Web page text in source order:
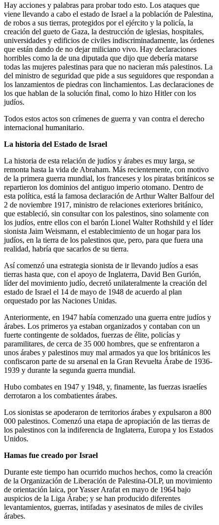
Hay acciones y palabras para probar todo esto. Los ataques que
viene llevando a cabo el estado de Israel a la población de Palestina,
de robos a sus tierras, protegidos por el ejército y la policía, la
creación del gueto de Gaza, la destrucción de iglesias, hospitales,
universidades y edificios de civiles indiscriminadamente, las órdenes
que están dando de no dejar miliciano vivo. Hay declaraciones
horribles como la de una diputada que dijo que debería matarse
todas las mujeres palestinas para que no nacieran más palestinos. La
del ministro de seguridad que pide a sus seguidores que respondan a
los lanzamientos de piedras con linchamientos. Las declaraciones de
los que hablan de la solución final, como lo hizo Hitler con los
judíos.
Todos estos actos son crímenes de guerra y van contra el derecho
internacional humanitario.
La historia del Estado de Israel
La historia de esta relación de judíos y árabes es muy larga, se
remonta hasta la vida de Abraham. Más recientemente, con motivo
de la primera guerra mundial, los franceses y los piratas británicos se
repartieron los dominios del antiguo imperio otomano. Dentro de
esta política, está la famosa declaración de Arthur Walter Balfour del
2 de noviembre 1917, ministro de relaciones exteriores británico,
que estableció, sin consultar con los palestinos, sino solamente con
los judíos, entre ellos con el barón Lionel Walter Rothshild y el líder
sionista Jaim Weismann, el establecimiento de un hogar para los
judíos, en la tierra de los palestinos que, pero, para que fuera una
realidad, habría que sacarlos de su tierra.
Así comenzó una estrategia sionista de ir llevando judíos a esas
tierras hasta que, con el apoyo de Inglaterra, David Ben Gurión,
líder del movimiento judío, decretó unilateralmente la creación del
estado de Israel el 14 de mayo de 1948 de acuerdo al plan
orquestado por las Naciones Unidas.
Anteriormente, en 1947 había comenzado una guerra entre judíos y
árabes. Los primeros ya estaban organizados y contaban con un
fuerte contingente de soldados, fuerzas de élite, policías y
paramilitares, de cerca de 35 000 hombres, que se enfrentaron a
unos árabes y palestinos muy mal armados ya que los británicos les
confiscaron parte de su arsenal en la Gran Revuelta Árabe de 1936-
1939 y durante la segunda guerra mundial.
Hubo combates en 1947 y 1948, y, finamente, las fuerzas israelíes
derrotaron a los combatientes árabes.
Los sionistas se apoderaron de territorios árabes y expulsaron a 800
000 palestinos. Comenzó una etapa de apropiación de las tierras de
los palestinos con la indiferencia de Inglaterra, Europa y los Estados
Unidos.
Hamas fue creado por Israel
Durante este tiempo han ocurrido muchos hechos, como la creación
de la Organización de Liberación de Palestina-OLP, un movimiento
de orientación laica, por Yasser Arafat en mayo de 1964 bajo
auspicios de la Liga Árabe; y se han producido diferentes
levantamientos, guerras, intifadas y asesinatos de miles de civiles
árabes.